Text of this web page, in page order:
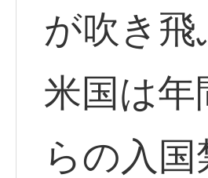
が吹き飛
米国は年
らの入